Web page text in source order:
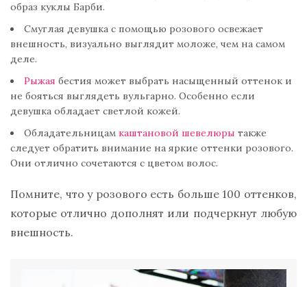
образ куклы Барби.
Смуглая девушка с помощью розового освежает
внешность, визуально выглядит моложе, чем на самом
деле.
Рыжая бестия может выбрать насыщенный оттенок и
не бояться выглядеть вульгарно. Особенно если
девушка обладает светлой кожей.
Обладательницам каштановой шевелюры также
следует обратить внимание на яркие оттенки розового.
Они отлично сочетаются с цветом волос.
Помните, что у розового есть больше 100 оттенков,
которые отлично дополнят или подчеркнут любую
внешность.